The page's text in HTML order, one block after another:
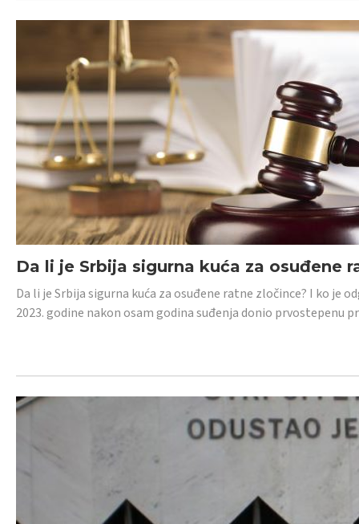
Da li je Srbija sigurna kuća za osuđene
Da li je Srbija sigurna kuća za osuđene ratne zločince? I ko je
2023. godine nakon osam godina suđenja donio prvostepenu